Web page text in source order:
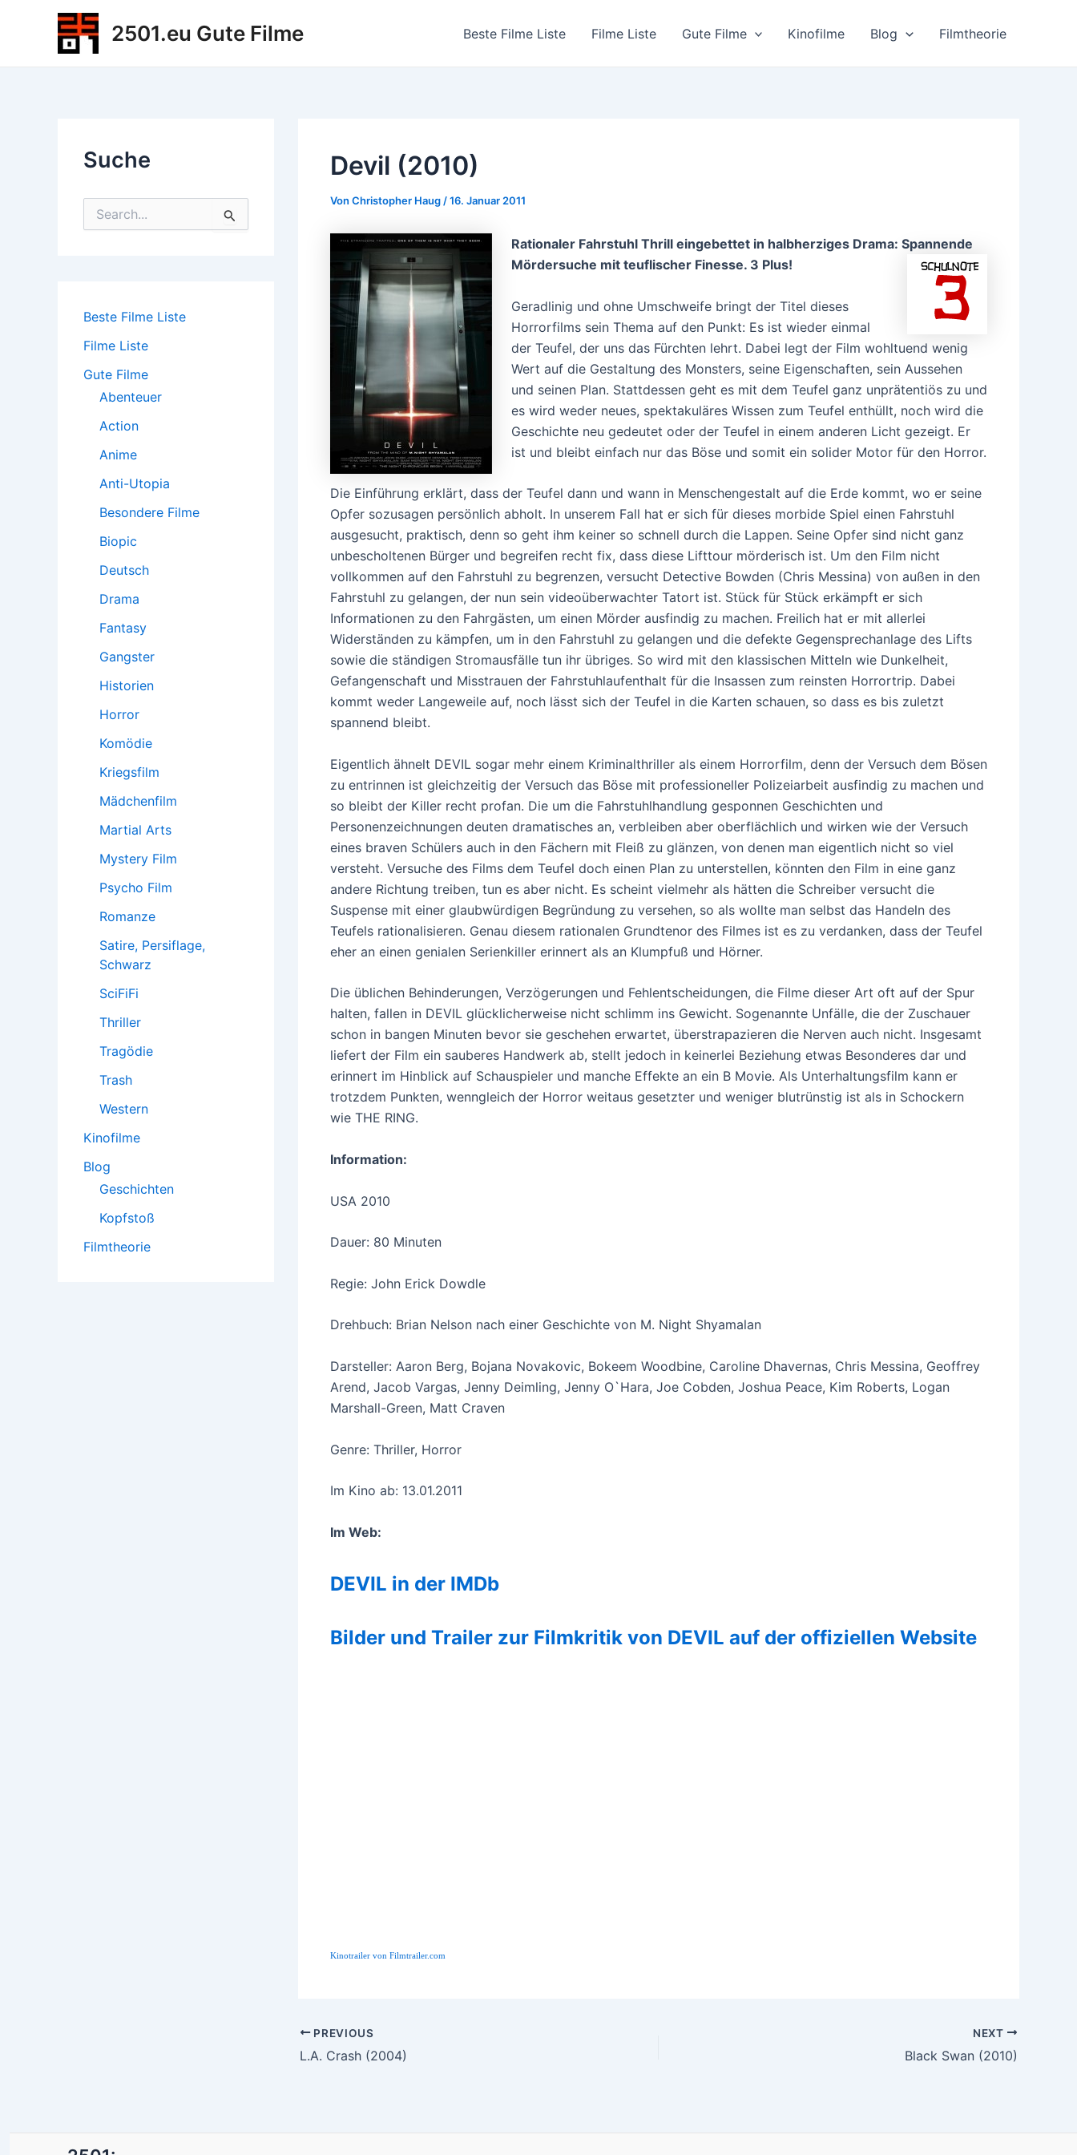
2501.eu Gute Filme Beste Filme Liste Filme Liste Gute Filme Kinofilme Blog Filmtheorie
Suche
a
h
Beste Filme Liste
Filme Liste
Gute Filme
Abenteuer
Action
Anime
Anti-Utopia
Besondere Filme
Biopic
Deutsch
Drama
Fantasy
Gangster
Historien
Horror
Komödie
Kriegsfilm
Mädchenfilm
Martial Arts
Mystery Film
Psycho Film
Romanze
Satire, Persiflage,
Schwarz
SciFiFi
Thriller
Tragödie
Trash
Western
Kinofilme
Blog
Geschichten
Kopfstoß
Filmtheorie
Devil (2010)
Von Christopher Haug /16. Januar 2011
Rationaler Fahrstuhl Thrill eingebettet in halbherziges Drama: Spannende
Mördersuche mit teuflischer Finesse. 3 Plus!
Geradlinig und ohne Umschweife bringt der Titel dieses
Horrorfilms sein Thema auf den Punkt: Es ist wieder einmal
der Teufel, der uns das Fürchten lehrt. Dabei legt der Film wohltuend wenig
Wert auf die Gestaltung des Monsters, seine Eigenschaften, sein Aussehen
und seinen Plan. Stattdessen geht es mit dem Teufel ganz unprätentiös zu und
es wird weder neues, spektakuläres Wissen zum Teufel enthüllt, noch wird die
Geschichte neu gedeutet oder der Teufel in einem anderen Licht gezeigt. Er
ist und bleibt einfach nur das Böse und somit ein solider Motor für den Horror.
Die Einführung erklärt, dass der Teufel dann und wann in Menschengestalt auf die Erde kommt, wo er seine
Opfer sozusagen persönlich abholt. In unserem Fall hat er sich für dieses morbide Spiel einen Fahrstuhl
ausgesucht, praktisch, denn so geht ihm keiner so schnell durch die Lappen. Seine Opfer sind nicht ganz
unbescholtenen Bürger und begreifen recht fix, dass diese Lifttour mörderisch ist. Um den Film nicht
vollkommen auf den Fahrstuhl zu begrenzen, versucht Detective Bowden (Chris Messina) von außen in den
Fahrstuhl zu gelangen, der nun sein videoüberwachter Tatort ist. Stück für Stück erkämpft er sich
Informationen zu den Fahrgästen, um einen Mörder ausfindig zu machen. Freilich hat er mit allerlei
Widerständen zu kämpfen, um in den Fahrstuhl zu gelangen und die defekte Gegensprechanlage des Lifts
sowie die ständigen Stromausfälle tun ihr übriges. So wird mit den klassischen Mitteln wie Dunkelheit,
Gefangenschaft und Misstrauen der Fahrstuhlaufenthalt für die Insassen zum reinsten Horrortrip. Dabei
kommt weder Langeweile auf, noch lässt sich der Teufel in die Karten schauen, so dass es bis zuletzt
spannend bleibt.
Eigentlich ähnelt DEVIL sogar mehr einem Kriminalthriller als einem Horrorfilm, denn der Versuch dem Bösen
zu entrinnen ist gleichzeitig der Versuch das Böse mit professioneller Polizeiarbeit ausfindig zu machen und
so bleibt der Killer recht profan. Die um die Fahrstuhlhandlung gesponnen Geschichten und
Personenzeichnungen deuten dramatisches an, verbleiben aber oberflächlich und wirken wie der Versuch
eines braven Schülers auch in den Fächern mit Fleiß zu glänzen, von denen man eigentlich nicht so viel
versteht. Versuche des Films dem Teufel doch einen Plan zu unterstellen, könnten den Film in eine ganz
andere Richtung treiben, tun es aber nicht. Es scheint vielmehr als hätten die Schreiber versucht die
Suspense mit einer glaubwürdigen Begründung zu versehen, so als wollte man selbst das Handeln des
Teufels rationalisieren. Genau diesem rationalen Grundtenor des Filmes ist es zu verdanken, dass der Teufel
eher an einen genialen Serienkiller erinnert als an Klumpfuß und Hörner.
Die üblichen Behinderungen, Verzögerungen und Fehlentscheidungen, die Filme dieser Art oft auf der Spur
halten, fallen in DEVIL glücklicherweise nicht schlimm ins Gewicht. Sogenannte Unfälle, die der Zuschauer
schon in bangen Minuten bevor sie geschehen erwartet, überstrapazieren die Nerven auch nicht. Insgesamt
liefert der Film ein sauberes Handwerk ab, stellt jedoch in keinerlei Beziehung etwas Besonderes dar und
erinnert im Hinblick auf Schauspieler und manche Effekte an ein B Movie. Als Unterhaltungsfilm kann er
trotzdem Punkten, wenngleich der Horror weitaus gesetzter und weniger blutrünstig ist als in Schockern
wie THE RING.
Information:
USA 2010
Dauer: 80 Minuten
Regie: John Erick Dowdle
Drehbuch: Brian Nelson nach einer Geschichte von M. Night Shyamalan
Darsteller: Aaron Berg, Bojana Novakovic, Bokeem Woodbine, Caroline Dhavernas, Chris Messina, Geoffrey
Arend, Jacob Vargas, Jenny Deimling, Jenny O`Hara, Joe Cobden, Joshua Peace, Kim Roberts, Logan
Marshall-Green, Matt Craven
Genre: Thriller, Horror
Im Kino ab: 13.01.2011
Im Web:
DEVIL in der IMDb
Bilder und Trailer zur Filmkritik von DEVIL auf der offiziellen Website
Kinotrailer von Filmtrailer.com
Post
navigation
PREVIOUS
L.A. Crash (2004)
NEXT
Black Swan (2010)